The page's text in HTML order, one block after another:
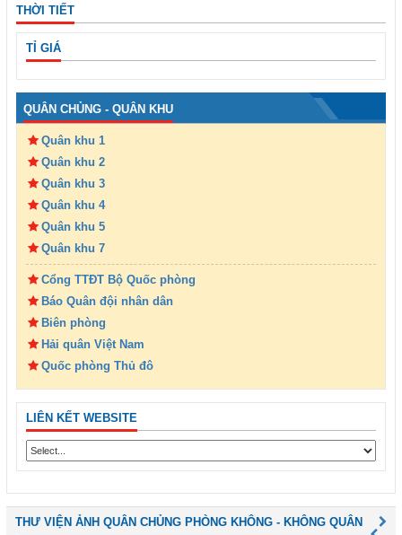
THỜI TIẾT
TỈ GIÁ
QUÂN CHỦNG - QUÂN KHU
Quân khu 1
Quân khu 2
Quân khu 3
Quân khu 4
Quân khu 5
Quân khu 7
Cổng TTĐT Bộ Quốc phòng
Báo Quân đội nhân dân
Biên phòng
Hải quân Việt Nam
Quốc phòng Thủ đô
LIÊN KẾT WEBSITE
THƯ VIỆN ẢNH QUÂN CHỦNG PHÒNG KHÔNG - KHÔNG QUÂN